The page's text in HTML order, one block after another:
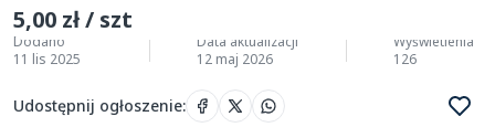
5,00 zł / szt
Dodano
11 lis 2025
Data aktualizacji
12 maj 2026
Wyświetlenia
126
Udostępnij ogłoszenie: